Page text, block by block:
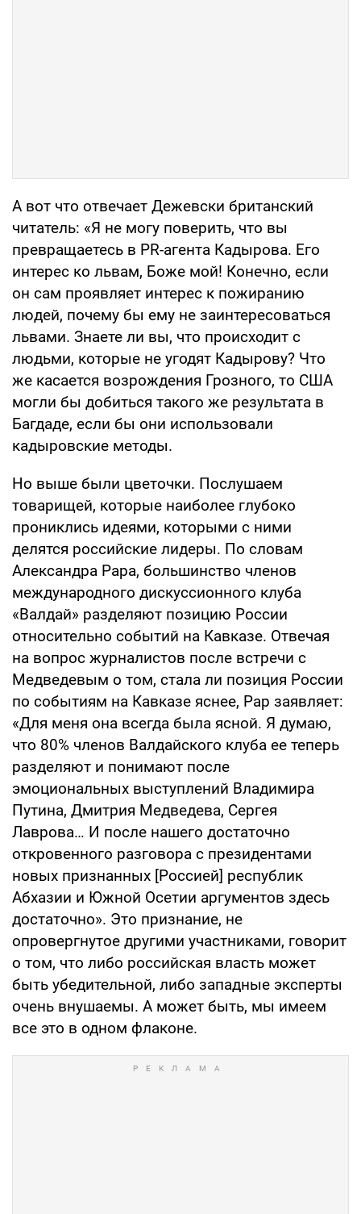
А вот что отвечает Дежевски британский
читатель: «Я не могу поверить, что вы
превращаетесь в PR-агента Кадырова. Его
интерес ко львам, Боже мой! Конечно, если
он сам проявляет интерес к пожиранию
людей, почему бы ему не заинтересоваться
львами. Знаете ли вы, что происходит с
людьми, которые не угодят Кадырову? Что
же касается возрождения Грозного, то США
могли бы добиться такого же результата в
Багдаде, если бы они использовали
кадыровские методы.
Но выше были цветочки. Послушаем
товарищей, которые наиболее глубоко
прониклись идеями, которыми с ними
делятся российские лидеры. По словам
Александра Рара, большинство членов
международного дискуссионного клуба
«Валдай» разделяют позицию России
относительно событий на Кавказе. Отвечая
на вопрос журналистов после встречи с
Медведевым о том, стала ли позиция России
по событиям на Кавказе яснее, Рар заявляет:
«Для меня она всегда была ясной. Я думаю,
что 80% членов Валдайского клуба ее теперь
разделяют и понимают после
эмоциональных выступлений Владимира
Путина, Дмитрия Медведева, Сергея
Лаврова… И после нашего достаточно
откровенного разговора с президентами
новых признанных [Россией] республик
Абхазии и Южной Осетии аргументов здесь
достаточно». Это признание, не
опровергнутое другими участниками, говорит
о том, что либо российская власть может
быть убедительной, либо западные эксперты
очень внушаемы. А может быть, мы имеем
все это в одном флаконе.